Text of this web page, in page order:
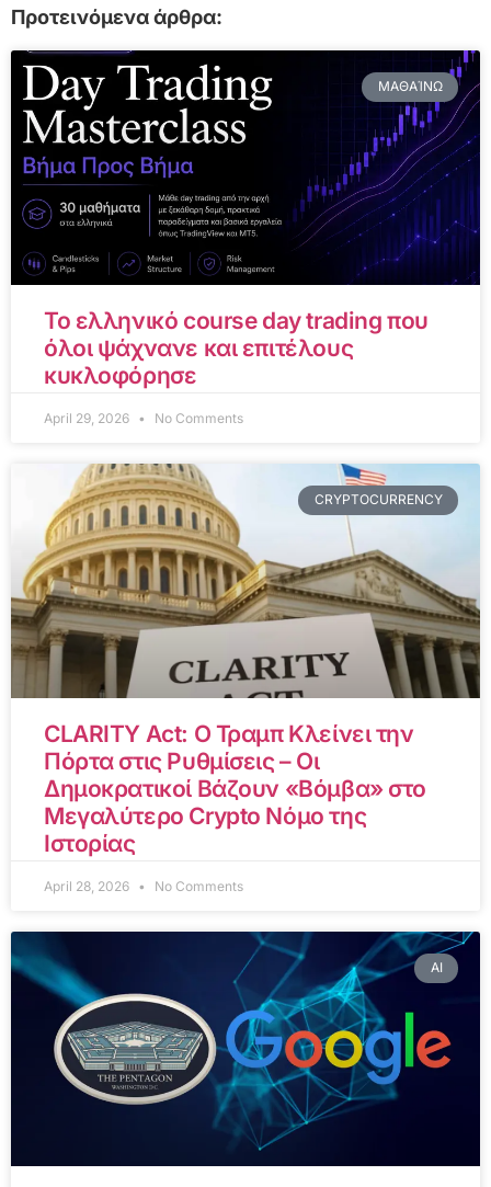
Προτεινόμενα άρθρα:
ΜΑΘΑΊΝΩ
Το ελληνικό course day trading που
όλοι ψάχνανε και επιτέλους
κυκλοφόρησε
April 29, 2026 No Comments
CRYPTOCURRENCY
CLARITY Act: Ο Τραμπ Κλείνει την
Πόρτα στις Ρυθμίσεις – Οι
Δημοκρατικοί Βάζουν «Βόμβα» στο
Μεγαλύτερο Crypto Νόμο της
Ιστορίας
April 28, 2026 No Comments
AI